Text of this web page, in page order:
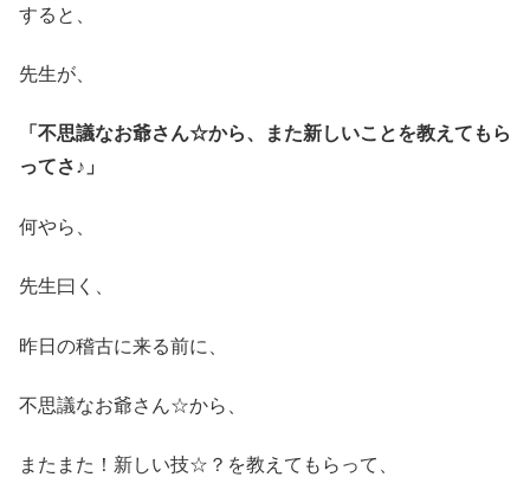
すると、
先生が、
「不思議なお爺さん☆から、また新しいことを教えてもら
ってさ♪」
何やら、
先生曰く、
昨日の稽古に来る前に、
不思議なお爺さん☆から、
またまた！新しい技☆？を教えてもらって、